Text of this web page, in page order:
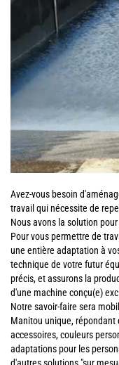
Avez-vous besoin
travail qui nécessite de
Nous avons la solution
Pour vous permettre de
une entière adaptation à
technique de votre futur
précis, et assurons la
d'une machine conçu(e)
Notre savoir-faire sera
Manitou unique, répondant
accessoires, couleurs
adaptations pour les